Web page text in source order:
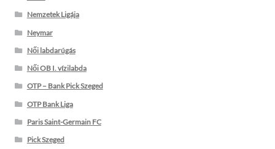
Nemzetek Ligája
Neymar
Női labdarúgás
Női OB I. vízilabda
OTP – Bank Pick Szeged
OTP Bank Liga
Paris Saint-Germain FC
Pick Szeged